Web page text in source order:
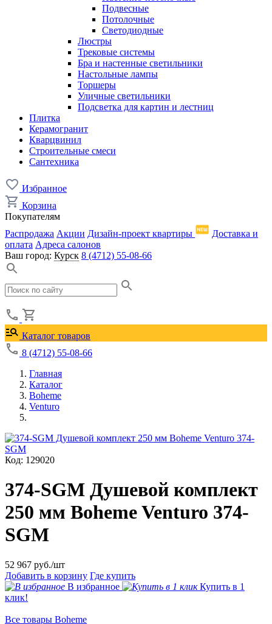
Подвесные
Потолочные
Светодиодные
Люстры
Трековые системы
Бра и настенные светильники
Настольные лампы
Торшеры
Уличные светильники
Подсветка для картин и лестниц
Плитка
Керамогранит
Кварцвинил
Строительные смеси
Сантехника
Избранное
Корзина
Покупателям
Распродажа Акции Дизайн-проект квартиры
Доставка и
оплата Адреса салонов
Ваш город: Курск 8 (4712) 55-08-66
Каталог товаров
8 (4712) 55-08-66
Главная
Каталог
Boheme
Venturo
Код: 129020
374-SGM Душевой комплект
250 мм Boheme Venturo 374-
SGM
52 967 руб./шт
Добавить в корзину Где купить
В избранное
Купить в 1
клик!
Все товары Boheme